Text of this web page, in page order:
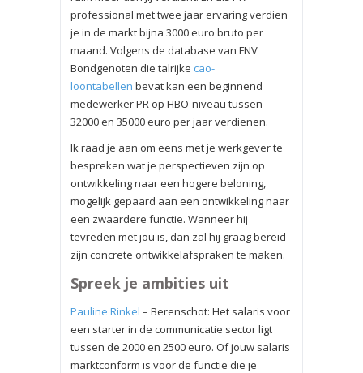
professional met twee jaar ervaring verdien
je in de markt bijna 3000 euro bruto per
maand. Volgens de database van FNV
Bondgenoten die talrijke cao-
loontabellen bevat kan een beginnend
medewerker PR op HBO-niveau tussen
32000 en 35000 euro per jaar verdienen.
Ik raad je aan om eens met je werkgever te
bespreken wat je perspectieven zijn op
ontwikkeling naar een hogere beloning,
mogelijk gepaard aan een ontwikkeling naar
een zwaardere functie. Wanneer hij
tevreden met jou is, dan zal hij graag bereid
zijn concrete ontwikkelafspraken te maken.
Spreek je ambities uit
Pauline Rinkel – Berenschot: Het salaris voor
een starter in de communicatie sector ligt
tussen de 2000 en 2500 euro. Of jouw salaris
marktconform is voor de functie die je